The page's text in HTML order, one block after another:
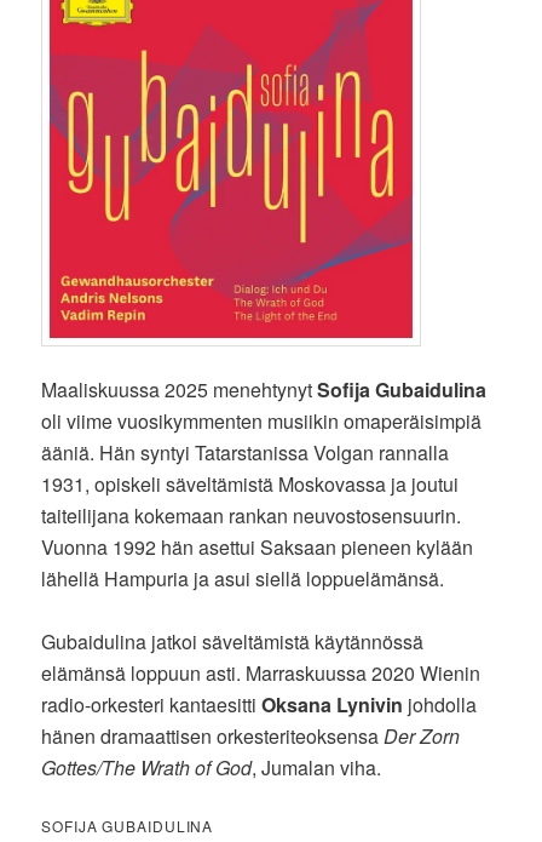
Maaliskuussa 2025 menehtynytSofija Gubaidulina
oli viime vuosikymmenten musiikin omaperäisimpiä
ääniä. Hän syntyi Tatarstanissa Volgan rannalla
1931, opiskeli säveltämistä Moskovassa ja joutui
taiteilijana kokemaan rankan neuvostosensuurin.
Vuonna 1992 hän asettui Saksaan pieneen kylään
lähellä Hampuria ja asui siellä loppuelämänsä.
Gubaidulina jatkoi säveltämistä käytännössä
elämänsä loppuun asti. Marraskuussa 2020 Wienin
radio-orkesteri kantaesittiOksana Lynivin johdolla
hänen dramaattisen orkesteriteoksensaDer Zorn
Gottes/The Wrath of God, Jumalan viha.
SOFIJA GUBAIDULINA